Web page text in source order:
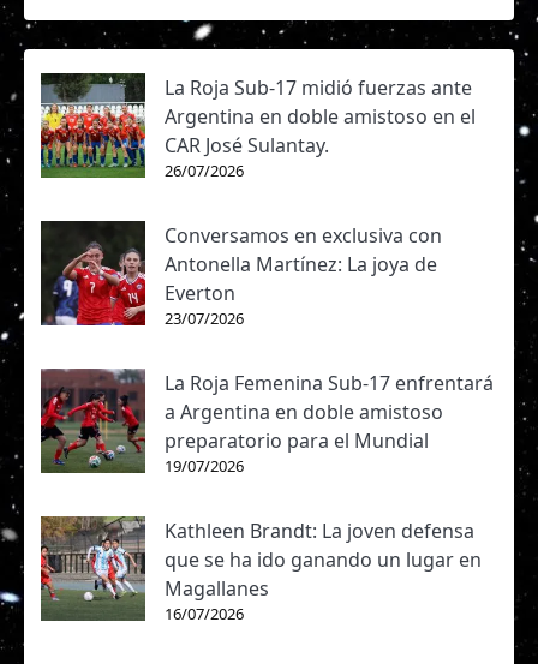
La Roja Sub-17 midió fuerzas ante
Argentina en doble amistoso en el
CAR José Sulantay.
26/07/2026
Conversamos en exclusiva con
Antonella Martínez: La joya de
Everton
23/07/2026
La Roja Femenina Sub-17 enfrentará
a Argentina en doble amistoso
preparatorio para el Mundial
19/07/2026
Kathleen Brandt: La joven defensa
que se ha ido ganando un lugar en
Magallanes
16/07/2026